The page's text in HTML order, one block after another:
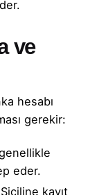
ve
hesabı
gerekir:
eder.
kayıt